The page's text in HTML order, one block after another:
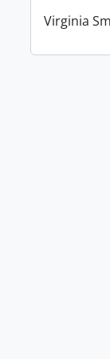
Virginia